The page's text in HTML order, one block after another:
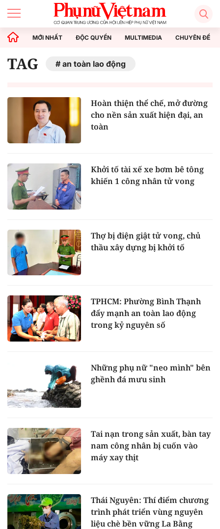
MỚI NHẤT ĐỘC QUYỀN MULTIMEDIA CHUYÊN ĐỀ
TAG an toàn lao động
Hoàn thiện thể chế, mở đường
cho nền sản xuất hiện đại, an
toàn
Khởi tố tài xế xe bơm bê tông
khiến 1 công nhân tử vong
Thợ bị điện giật tử vong, chủ
thầu xây dựng bị khởi tố
TPHCM: Phường Bình Thạnh
đẩy mạnh an toàn lao động
trong kỷ nguyên số
Những phụ nữ "neo mình" bên
ghềnh đá mưu sinh
Tai nạn trong sản xuất, bàn tay
nam công nhân bị cuốn vào
máy xay thịt
Thái Nguyên: Thí điểm chương
trình phát triển vùng nguyên
liệu chè bền vững La Bằng